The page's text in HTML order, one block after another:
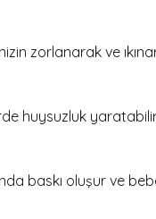
zorlanarak ve
huysuzluk
baskı oluşur ve